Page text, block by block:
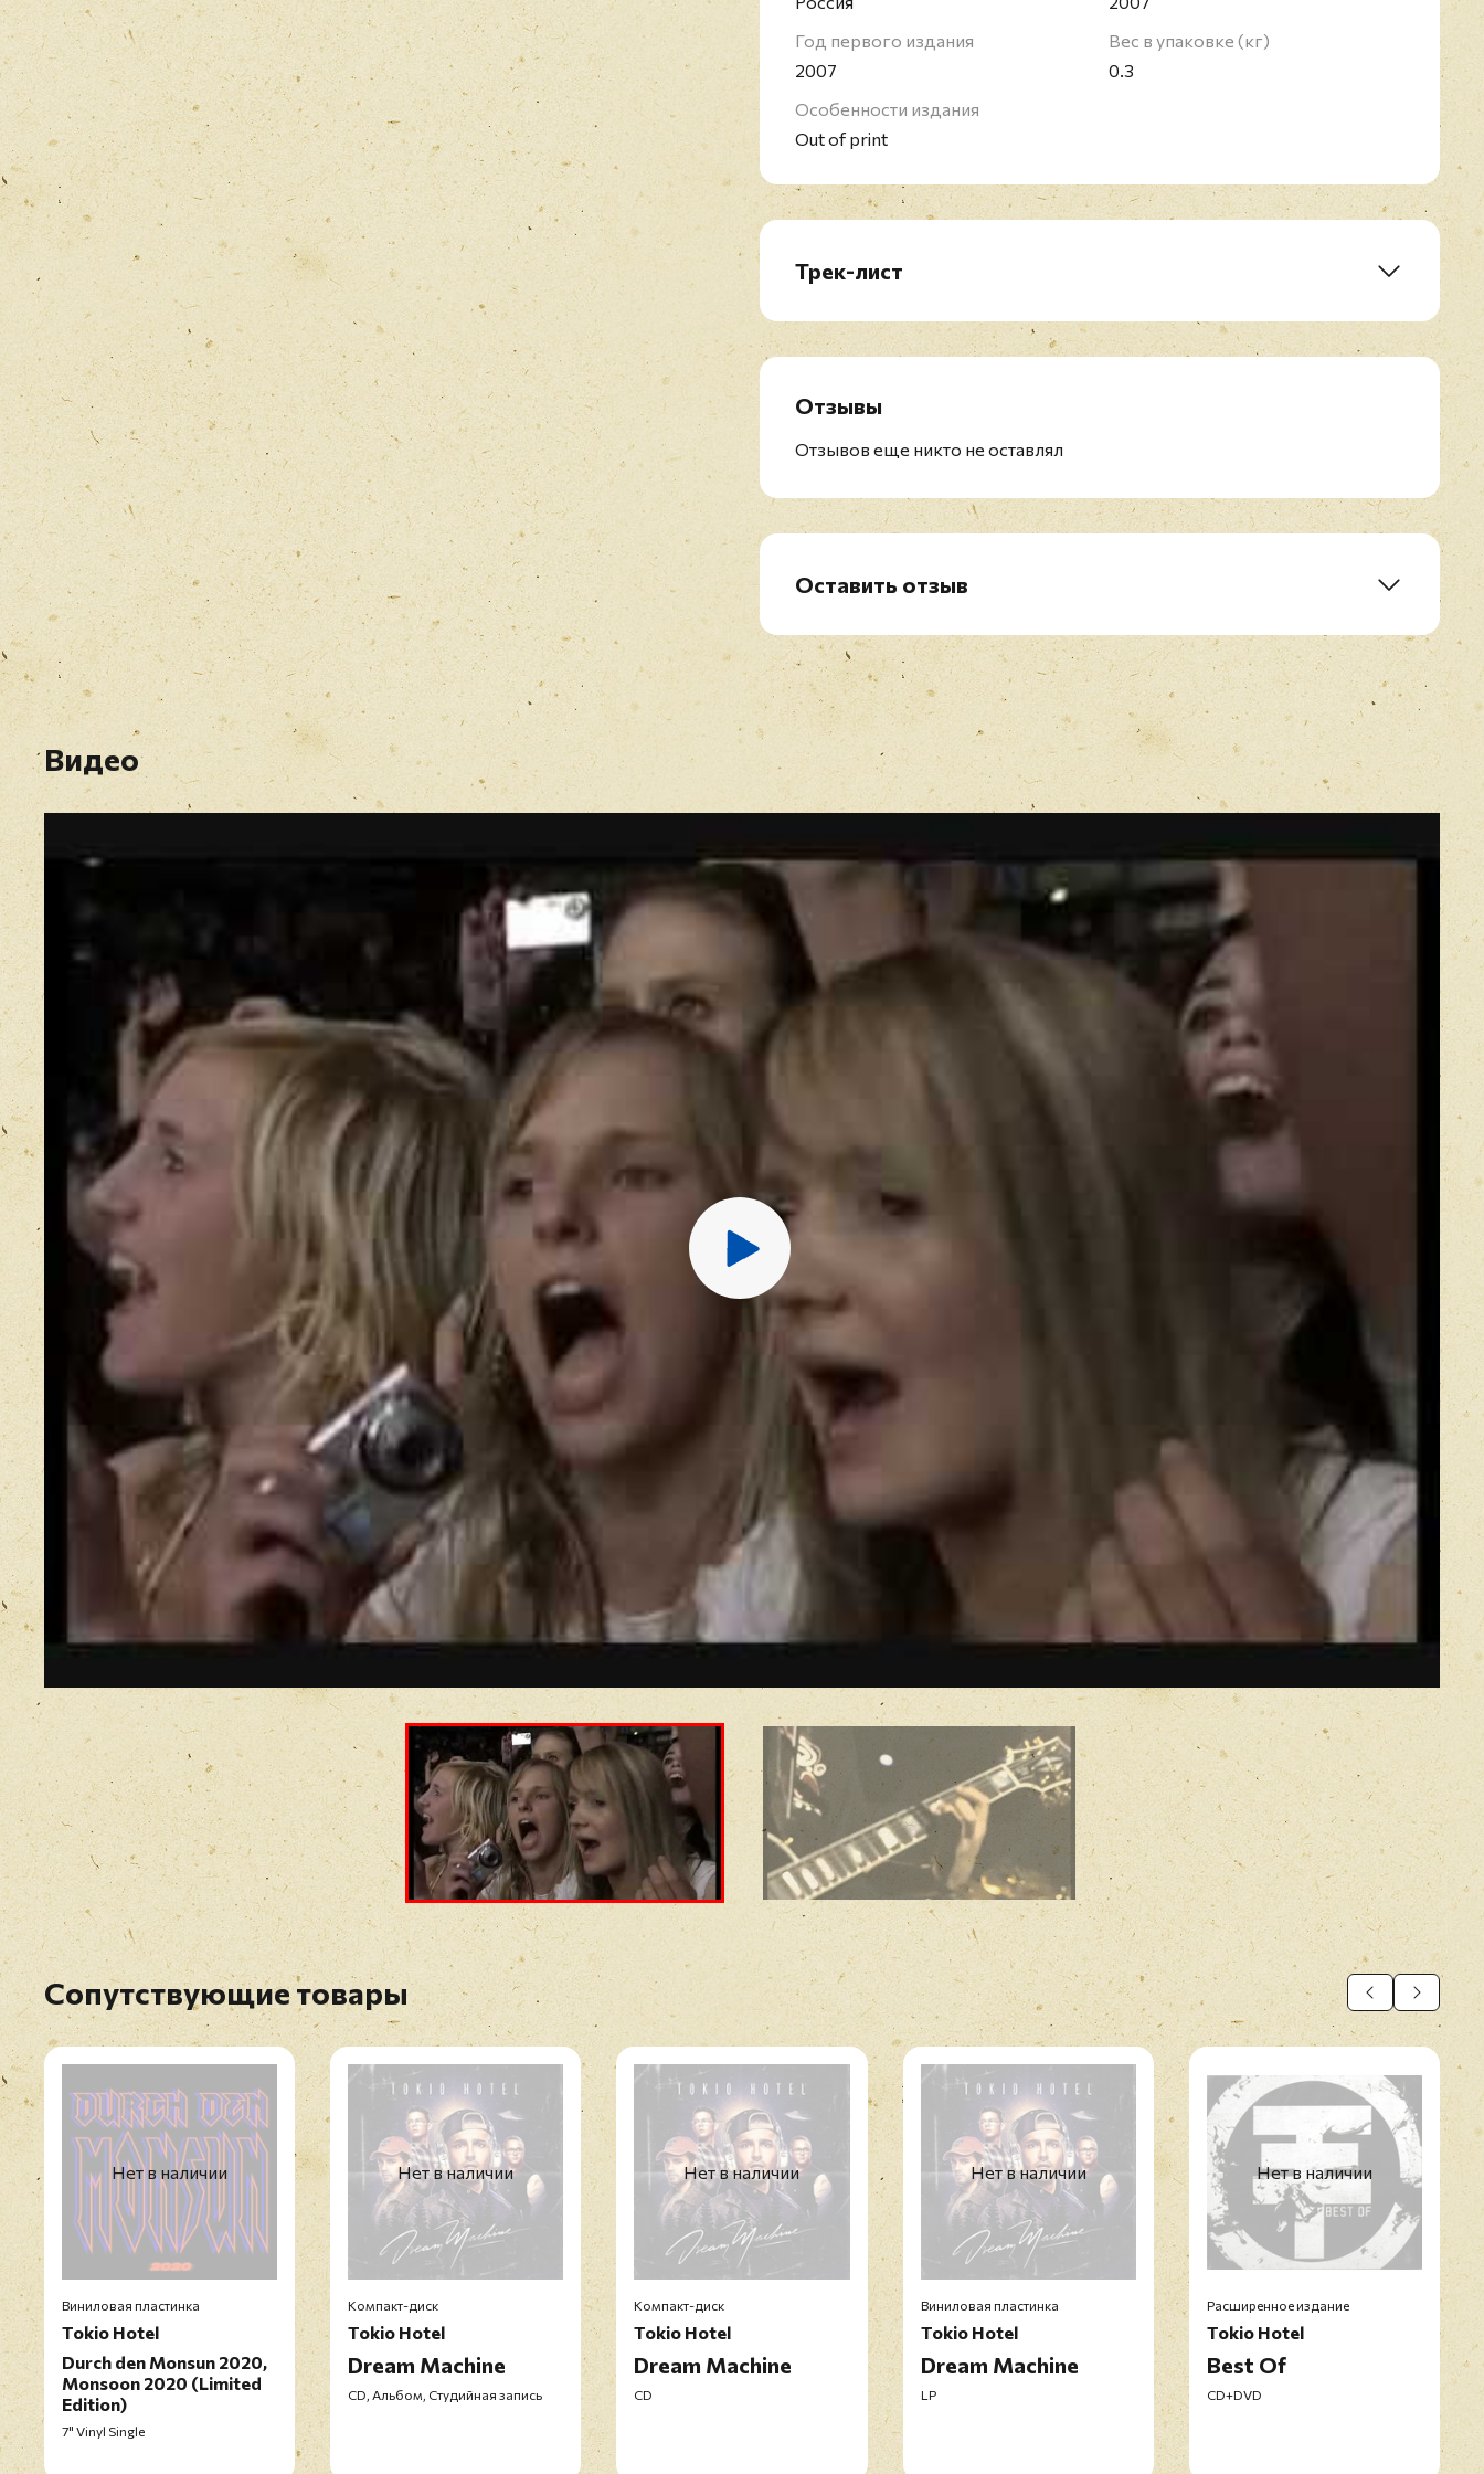
Год первого издания
2007
Вес в упаковке (кг)
0.3
Особенности издания
Out of print
Трек-лист
DVD-1. Übers Ende Der Welt
DVD-2. Reden
DVD-4. Spring Nicht
DVD-5. Der Letzte Tag
DVD-7. Durch Den Monsun
DVD-8. Wir Sterben Niemals Aus
DVD-10. Ich Bin Nicht Ich
DVD-11. Schrei
DVD-13. Leb Die Sekunde
DVD-14. Heilig
DVD-15. Totgeliebt
DVD-16. In Die Nacht
DVD-17. Rette Mich
DVD-18. An Deiner Seite (Ich Bin Da)
DVD 2
DVD-2. 483 Europena Tour - The Documentary
Отзывы
Отзывов еще никто не оставлял
Оставить отзыв
Имя * E-mail*
Прикрепить фото
Оставить отзыв
Перед публикацией отзывы проходят модерацию
Видео
Сопутствующие товары
Нет в наличии
Виниловая пластинка
Tokio Hotel
Durch den Monsun 2020,
Monsoon 2020 (Limited
Edition)
7" Vinyl Single
Нет в наличии
Компакт-диск
Tokio Hotel
Dream Machine
CD, Альбом, Студийная запись
Нет в наличии
Компакт-диск
Tokio Hotel
Dream Machine
CD
Нет в наличии
Виниловая пластинка
Tokio Hotel
Dream Machine
LP
Нет в наличии
Расширенное издание
Tokio Hotel
Best Of
CD+DVD